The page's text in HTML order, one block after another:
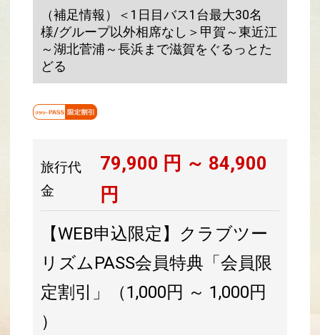
（補足情報）＜1日目バス1台最大30名
様/グループ以外相席なし＞甲賀～東近江
～湖北菅浦～長浜まで滋賀をぐるっとた
どる
旅行代
金
79,900 円 ～ 84,900
円
【WEB申込限定】クラブツー
リズムPASS会員特典「会員限
定割引」（1,000円 ～ 1,000円
）